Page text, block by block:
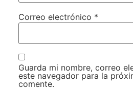
Correo electrónico *
Guarda mi nombre, correo
este navegador para la
comente.